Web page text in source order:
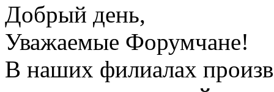
Добрый день,
Уважаемые Форумчане!
В наших филиалах